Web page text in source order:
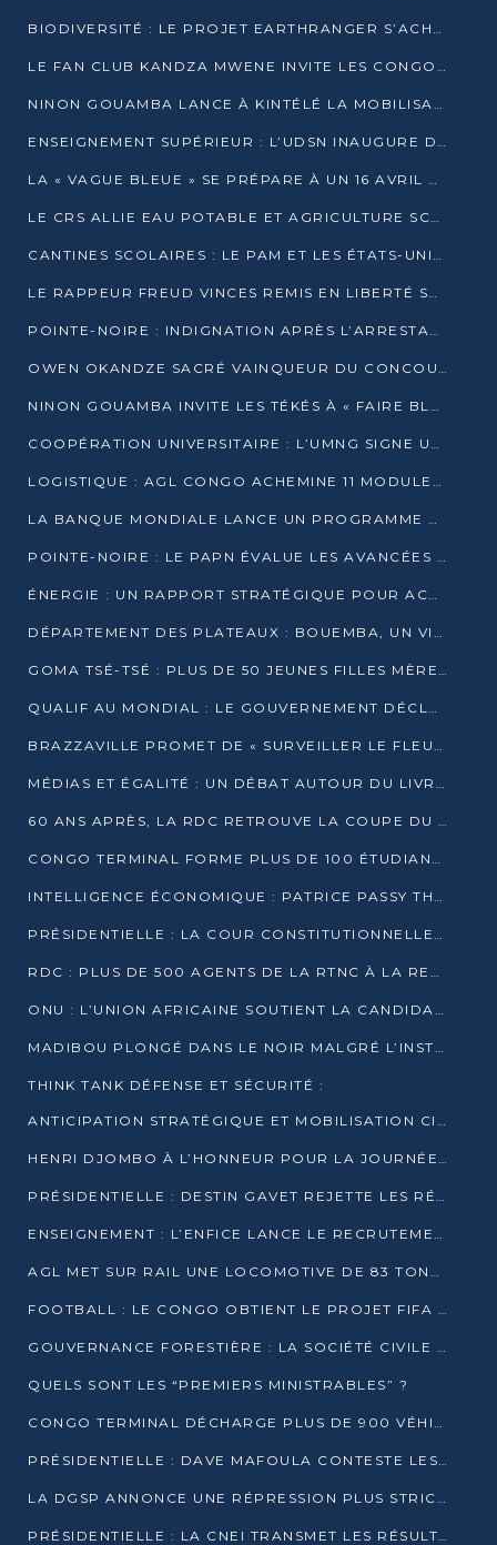
BIODIVERSITÉ : LE PROJET EARTHRANGER S’ACHÈVE, MAIS LES DÉFIS DEMEURENT
LE FAN CLUB KANDZA MWENE INVITE LES CONGOLAIS À UNE FORTE AFFLUENCE AU STADE DE KINTÉLÉ
NINON GOUAMBA LANCE À KINTÉLÉ LA MOBILISATION POUR L’INVESTITURE DR DSN
ENSEIGNEMENT SUPÉRIEUR : L’UDSN INAUGURE DES LABORATOIRES POUR BOOSTER LA FORMATION PRATIQUE
LA « VAGUE BLEUE » SE PRÉPARE À UN 16 AVRIL HISTORIQUE
LE CRS ALLIE EAU POTABLE ET AGRICULTURE SCOLAIRE AU CŒUR DE LA TRANSFORMATION DES ÉCOLES RURALES
CANTINES SCOLAIRES : LE PAM ET LES ÉTATS-UNIS AU CONTACT DES ÉCOLIERS DE KINKALA
LE RAPPEUR FREUD VINCES REMIS EN LIBERTÉ SOUS PRESSION MÉDIATIQUE
POINTE-NOIRE : INDIGNATION APRÈS L’ARRESTATION DU RAPPEUR FREUD VINCES
OWEN OKANDZE SACRÉ VAINQUEUR DU CONCOURS SLAM POUR LA VIE
NINON GOUAMBA INVITE LES TÉKÉS À « FAIRE BLOC » POUR PESER DANS LE DÉBAT NATIONAL
COOPÉRATION UNIVERSITAIRE : L’UMNG SIGNE UN ACCORD STRATÉGIQUE AVEC L’UNIVERSITÉ HAINAN EN CHINE
LOGISTIQUE : AGL CONGO ACHEMINE 11 MODULES GÉANTS JUSQU’À BRAZZAVILLE
LA BANQUE MONDIALE LANCE UN PROGRAMME DE 394 MILLIONS DE DOLLARS POUR LE BASSIN DU CONGO
POINTE-NOIRE : LE PAPN ÉVALUE LES AVANCÉES DU MÔLE EST
ÉNERGIE : UN RAPPORT STRATÉGIQUE POUR ACCÉLÉRER LA TRANSITION AU CONGO
DÉPARTEMENT DES PLATEAUX : BOUEMBA, UN VIVIER ÉCONOMIQUE PRÊT À EXPLOSER
GOMA TSÉ-TSÉ : PLUS DE 50 JEUNES FILLES MÈRES SENSIBILISÉES À LA SANTÉ SEXUELLE
QUALIF AU MONDIAL : LE GOUVERNEMENT DÉCLARE LA JOURNÉE DU 1ER AVRIL 2026 CHÔMÉE ET PAYÉE
BRAZZAVILLE PROMET DE « SURVEILLER LE FLEUVE » APRÈS LA QUALIFICATION DE LA RDC AU MONDIAL
MÉDIAS ET ÉGALITÉ : UN DÉBAT AUTOUR DU LIVRE « CES FEMMES QUI REPRENNENT LE POUVOIR SUR LEUR VIE »
60 ANS APRÈS, LA RDC RETROUVE LA COUPE DU MONDE
CONGO TERMINAL FORME PLUS DE 100 ÉTUDIANTS AUX TECHNIQUES D’EMBAUCHE
INTELLIGENCE ÉCONOMIQUE : PATRICE PASSY THÉORISE UNE STRATÉGIE ADAPTÉE AUX CONTEXTES FRAGMENTÉS
PRÉSIDENTIELLE : LA COUR CONSTITUTIONNELLE CONFIRME LA VICTOIRE DE SASSOU NGUESSO AVEC 94,90 % DES SUFFRAGES
RDC : PLUS DE 500 AGENTS DE LA RTNC À LA RETRAITE, UNE PAGE SE TOURNE
ONU : L’UNION AFRICAINE SOUTIENT LA CANDIDATURE DE MACKY SALL
MADIBOU PLONGÉ DANS LE NOIR MALGRÉ L’INSTALLATION D’UN NOUVEAU TRANSFORMATEUR
THINK TANK DÉFENSE ET SÉCURITÉ :
ANTICIPATION STRATÉGIQUE ET MOBILISATION CITOYENNE POUR NOTRE SOUVERAINETÉ NATIONALE
HENRI DJOMBO À L’HONNEUR POUR LA JOURNÉE MONDIALE DU THÉÂTRE
PRÉSIDENTIELLE : DESTIN GAVET REJETTE LES RÉSULTATS ET APPELLE À UN DIALOGUE NATIONAL
ENSEIGNEMENT : L’ENFICE LANCE LE RECRUTEMENT DE SA PREMIÈRE PROMOTION DE PROFESSEURS DES ÉCOLES
AGL MET SUR RAIL UNE LOCOMOTIVE DE 83 TONNES À POINTE-NOIRE
FOOTBALL : LE CONGO OBTIENT LE PROJET FIFA ARENA POUR SES 15 DÉPARTEMENTS
GOUVERNANCE FORESTIÈRE : LA SOCIÉTÉ CIVILE CONGOLAISE AFFICHE SES PRIORITÉS POUR 2026
QUELS SONT LES “PREMIERS MINISTRABLES” ?
CONGO TERMINAL DÉCHARGE PLUS DE 900 VÉHICULES EN QUELQUES HEURES
PRÉSIDENTIELLE : DAVE MAFOULA CONTESTE LES RÉSULTATS PROVISOIRES
LA DGSP ANNONCE UNE RÉPRESSION PLUS STRICTE CONTRE LES MOTO-TAXIS
PRÉSIDENTIELLE : LA CNEI TRANSMET LES RÉSULTATS PROVISOIRES À LA COUR CONSTITUTIONNELLE